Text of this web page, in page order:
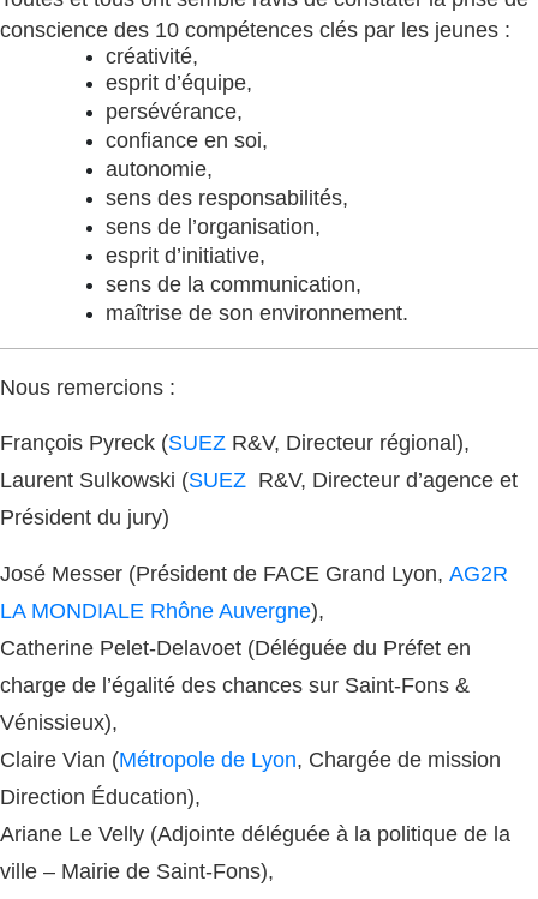
conscience des 10 compétences clés par les jeunes :
créativité,
esprit d’équipe,
persévérance,
confiance en soi,
autonomie,
sens des responsabilités,
sens de l’organisation,
esprit d’initiative,
sens de la communication,
maîtrise de son environnement.
Nous remercions :
François Pyreck (SUEZ R&V, Directeur régional),
Laurent Sulkowski (SUEZ R&V, Directeur d’agence et
Président du jury)
José Messer (Président de FACE Grand Lyon, AG2R
LA MONDIALE Rhône Auvergne),
Catherine Pelet-Delavoet (Déléguée du Préfet en
charge de l’égalité des chances sur Saint-Fons &
Vénissieux),
Claire Vian (Métropole de Lyon, Chargée de mission
Direction Éducation),
Ariane Le Velly (Adjointe déléguée à la politique de la
ville – Mairie de Saint-Fons),